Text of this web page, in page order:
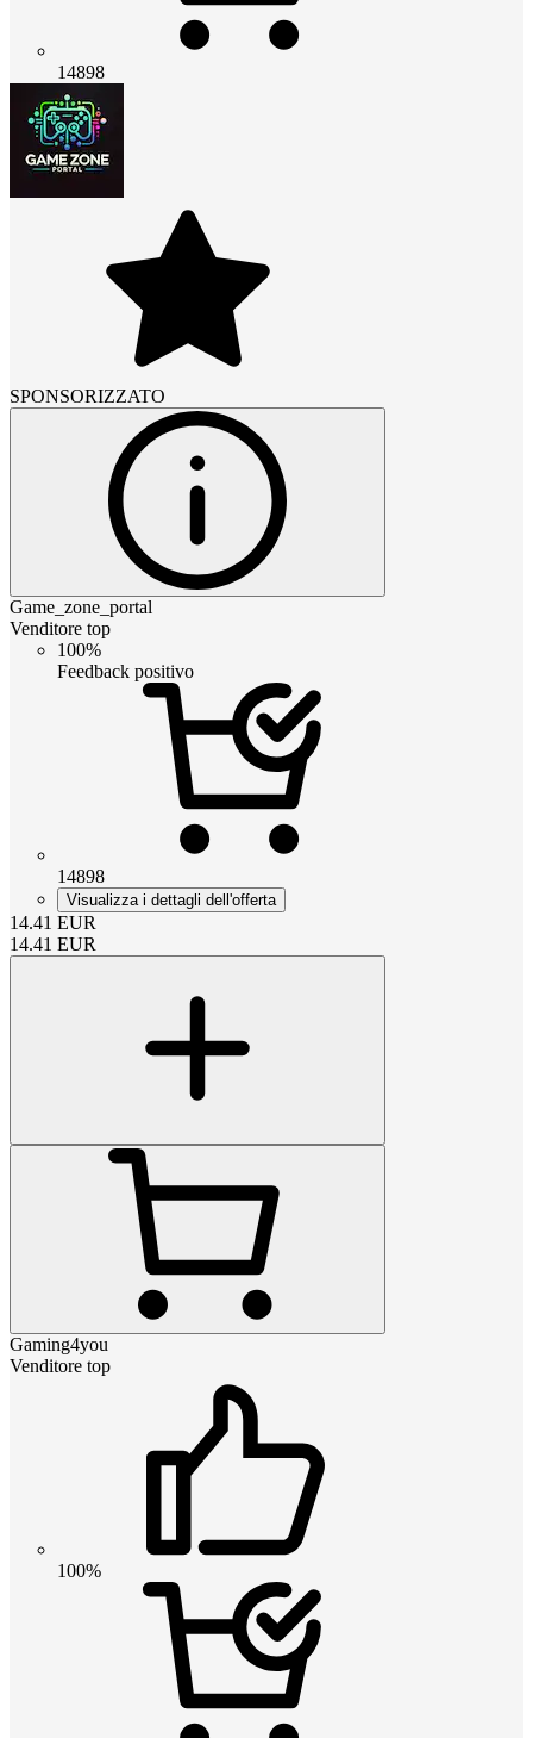
14898
SPONSORIZZATO
Game_zone_portal
Venditore top
100%
Feedback positivo
14898
Visualizza i dettagli dell'offerta
14.41 EUR
14.41 EUR
Gaming4you
Venditore top
100%